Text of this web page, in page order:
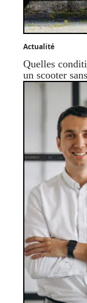
Actualité
Quelles
un scooter